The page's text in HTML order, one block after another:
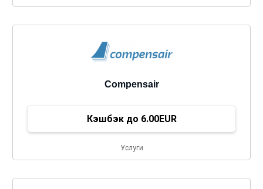
Compensair
Кэшбэк до 6.00EUR
Услуги